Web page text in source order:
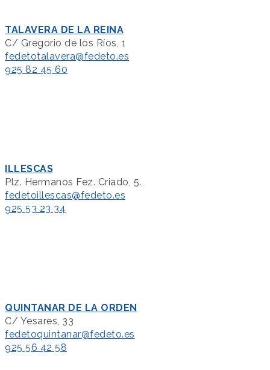
TALAVERA DE LA REINA
C/ Gregorio de los Ríos, 1
fedetotalavera@fedeto.es
925 82 45 60
ILLESCAS
Plz. Hermanos Fez. Criado, 5.
fedetoillescas@fedeto.es
925 53 23 34
QUINTANAR DE LA ORDEN
C/ Yesares, 33
fedetoquintanar@fedeto.es
925 56 42 58